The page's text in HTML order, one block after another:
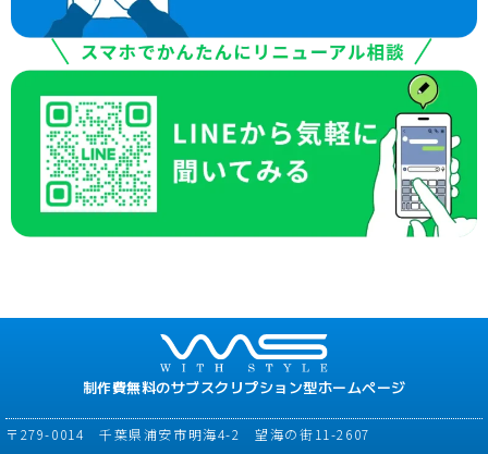
制作費無料のサブスクリプション型ホームページ
〒279-0014 千葉県浦安市明海4-2 望海の街11-2607